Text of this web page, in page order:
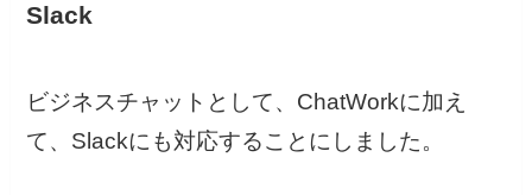
Slack
ビジネスチャットとして、ChatWorkに加え
て、Slackにも対応することにしました。